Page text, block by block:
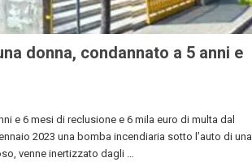
donna, condannato a 5 anni e
e 6 mesi di reclusione e 6 mila euro di multa dal
2023 una bomba incendiaria sotto l’auto di una
venne inertizzato dagli …